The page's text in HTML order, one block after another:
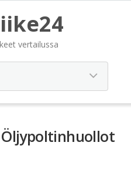
vertailussa
Öljypoltinhuollot